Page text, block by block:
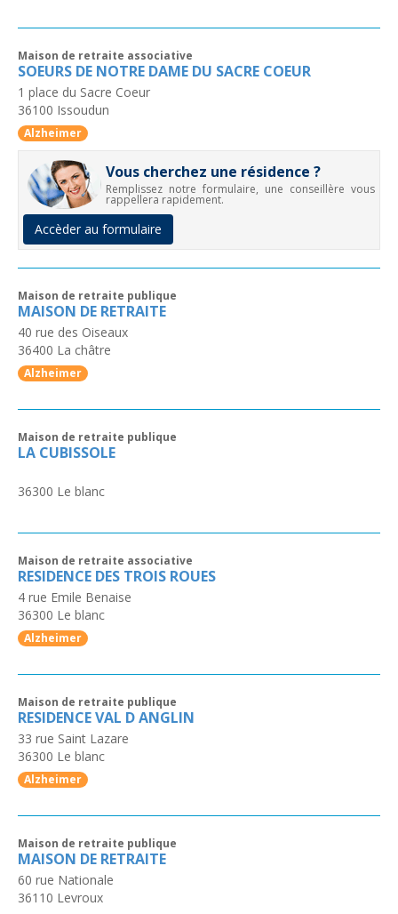
Maison de retraite associative
SOEURS DE NOTRE DAME DU SACRE COEUR
1 place du Sacre Coeur
36100 Issoudun
Alzheimer
Vous cherchez une résidence ?
Remplissez notre formulaire, une conseillère vous
rappellera rapidement.
Accèder au formulaire
Maison de retraite publique
MAISON DE RETRAITE
40 rue des Oiseaux
36400 La châtre
Alzheimer
Maison de retraite publique
LA CUBISSOLE
36300 Le blanc
Maison de retraite associative
RESIDENCE DES TROIS ROUES
4 rue Emile Benaise
36300 Le blanc
Alzheimer
Maison de retraite publique
RESIDENCE VAL D ANGLIN
33 rue Saint Lazare
36300 Le blanc
Alzheimer
Maison de retraite publique
MAISON DE RETRAITE
60 rue Nationale
36110 Levroux